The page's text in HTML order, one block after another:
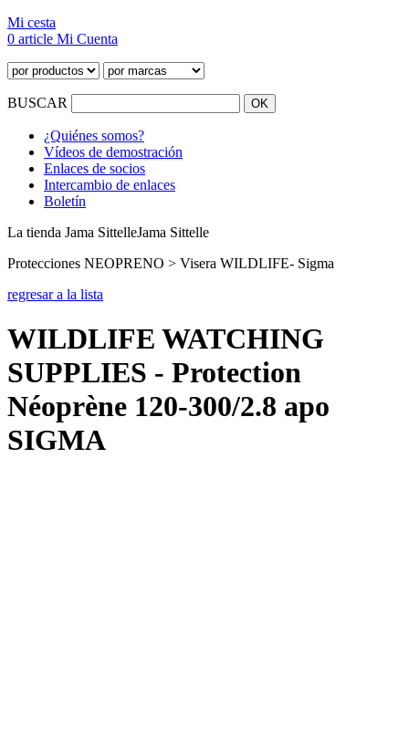
Mi cesta
0 article Mi Cuenta
BUSCAR
¿Quiénes somos?
Vídeos de demostración
Enlaces de socios
Intercambio de enlaces
Boletín
La tienda Jama SittelleJama Sittelle
Protecciones NEOPRENO > Visera WILDLIFE- Sigma
regresar a la lista
WILDLIFE WATCHING
SUPPLIES - Protection
Néoprène 120-300/2.8 apo
SIGMA